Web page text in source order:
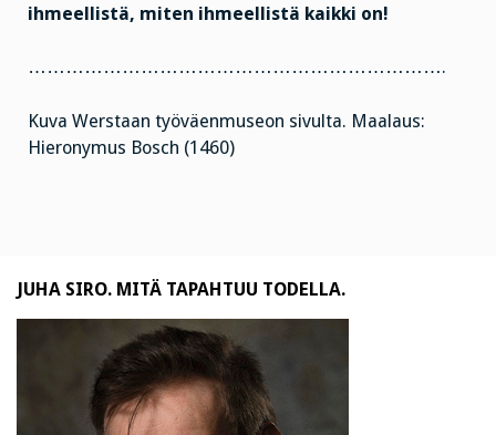
ihmeellistä, miten ihmeellistä kaikki on!
………………………………………………………….
Kuva Werstaan työväenmuseon sivulta. Maalaus:
Hieronymus Bosch (1460)
JUHA SIRO. MITÄ TAPAHTUU TODELLA.